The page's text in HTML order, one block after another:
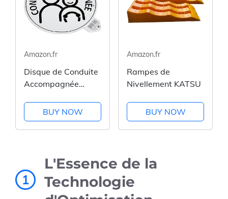
Amazon.fr
Disque de Conduite
Accompagnée
BUY NOW
Amazon.fr
Rampes de
Nivellement KATSU
BUY NOW
1
L'Essence de la
Technologie